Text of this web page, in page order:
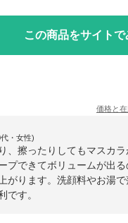
この商品をサイトで
価格と
・女性)
、擦ったりしてもマスカ
プできてボリュームが出
がります。洗顔料やお湯
です。